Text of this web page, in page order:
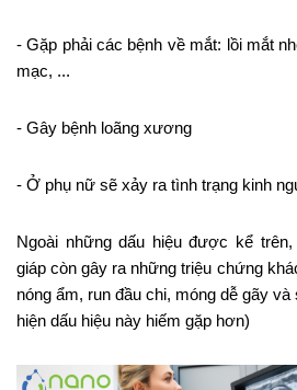
- Gặp phải các bệnh về mắt: lồi mắt
mạc, ...
- Gây bệnh loãng xương
- Ở phụ nữ sẽ xảy ra tình trạng kinh
Ngoài những dấu hiệu được kể
giáp còn gây ra những triệu chứng
nóng ẩm, run đầu chi, móng dễ gãy
hiện dấu hiệu này hiếm gặp hơn)